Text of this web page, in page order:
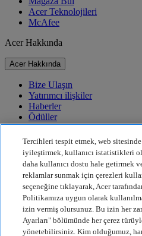
Acer Teknolojileri
McAfee
Acer Hakkında
Acer Hakkında
Bize Ulaşın
Yatırımcı ilişkiler
Haberler
Ödüller
Etkinlikler
Sürdürülebilirlik
Sürdürülebilirlik
Kurumsal Sosyal Sorumluluk
Ürün Karbon Ayak İzi
Project Humanity
Earthion
Tercihleri tespit etmek, web
iyileştirmek, kullanıcı istatistikleri
daha kullanıcı dostu hale getirmek
reklamlar sunmak için çerezleri
seçeneğine tıklayarak, Acer
Politikamıza uygun olarak
izin vermiş olursunuz. Bu izin her
Ayarları" bölümünde her çerez
yönetebilirsiniz. Kim olduğumuz,